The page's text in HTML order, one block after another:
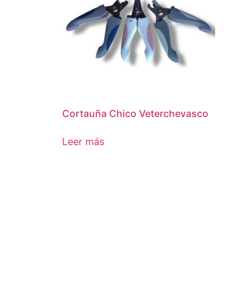
Cortauña Chico Veterchevasco
Leer más